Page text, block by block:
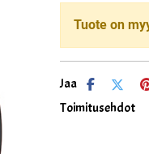
Tuote on
Jaa
Toimitusehdot